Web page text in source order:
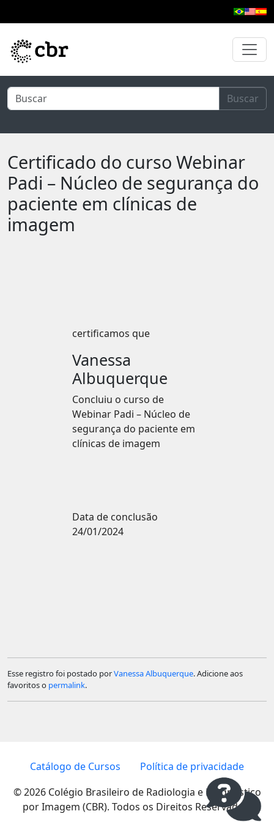
Buscar
Certificado do curso Webinar
Padi – Núcleo de segurança do
paciente em clínicas de
imagem
certificamos que
Vanessa
Albuquerque
Concluiu o curso de
Webinar Padi – Núcleo de
segurança do paciente em
clínicas de imagem
Data de conclusão
24/01/2024
Esse registro foi postado porVanessa Albuquerque. Adicione aos
favoritos o permalink.
Catálogo de Cursos
Política de privacidade
© 2026 Colégio Brasileiro de Radiologia e Diagnóstico
por Imagem (CBR). Todos os Direitos Reservados.